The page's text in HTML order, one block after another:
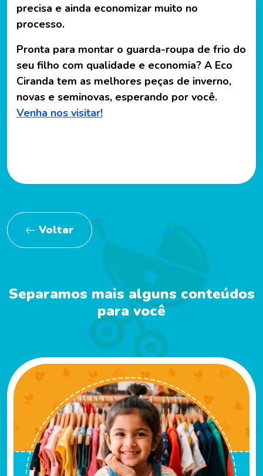
precisa e ainda economizar muito no
processo.
Pronta para montar o guarda-roupa de frio do
seu filho com qualidade e economia? A Eco
Ciranda tem as melhores peças de inverno,
novas e seminovas, esperando por você.
Venha nos visitar!
Voltar
Separamos mais alguns conteúdos
para você